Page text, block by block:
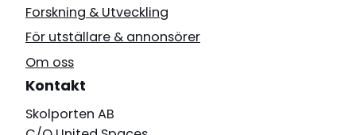
Forskning & Utveckling
För utställare & annonsörer
Om oss
Kontakt
Skolporten AB